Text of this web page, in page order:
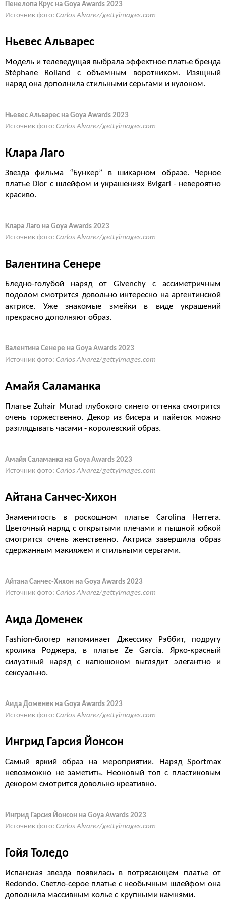
Пенелопа Крус на Goya Awards 2023
Источник фото: Carlos Alvarez/gettyimages.com
Ньевес Альварес
Модель и телеведущая выбрала эффектное платье бренда
Stéphane Rolland с объемным воротником. Изящный
наряд она дополнила стильными серьгами и кулоном.
Ньевес Альварес на Goya Awards 2023
Источник фото: Carlos Alvarez/gettyimages.com
Клара Лаго
Звезда фильма “Бункер” в шикарном образе. Черное
платье Dior с шлейфом и украшениях Bvlgari - невероятно
красиво.
Клара Лаго на Goya Awards 2023
Источник фото: Carlos Alvarez/gettyimages.com
Валентина Сенере
Бледно-голубой наряд от Givenchy с ассиметричным
подолом смотрится довольно интересно на аргентинской
актрисе. Уже знакомые змейки в виде украшений
прекрасно дополняют образ.
Валентина Сенере на Goya Awards 2023
Источник фото: Carlos Alvarez/gettyimages.com
Амайя Саламанка
Платье Zuhair Murad глубокого синего оттенка смотрится
очень торжественно. Декор из бисера и пайеток можно
разглядывать часами - королевский образ.
Амайя Саламанка на Goya Awards 2023
Источник фото: Carlos Alvarez/gettyimages.com
Айтана Санчес-Хихон
Знаменитость в роскошном платье Carolina Herrera.
Цветочный наряд с открытыми плечами и пышной юбкой
смотрится очень женственно. Актриса завершила образ
сдержанным макияжем и стильными серьгами.
Айтана Санчес-Хихон на Goya Awards 2023
Источник фото: Carlos Alvarez/gettyimages.com
Аида Доменек
Fashion-блогер напоминает Джессику Рэббит, подругу
кролика Роджера, в платье Ze García. Ярко-красный
силуэтный наряд с капюшоном выглядит элегантно и
сексуально.
Аида Доменек на Goya Awards 2023
Источник фото: Carlos Alvarez/gettyimages.com
Ингрид Гарсия Йонсон
Самый яркий образ на мероприятии. Наряд Sportmax
невозможно не заметить. Неоновый топ с пластиковым
декором смотрится довольно креативно.
Ингрид Гарсия Йонсон на Goya Awards 2023
Источник фото: Carlos Alvarez/gettyimages.com
Гойя Толедо
Испанская звезда появилась в потрясающем платье от
Redondo. Светло-серое платье с необычным шлейфом она
дополнила массивным колье с крупными камнями.